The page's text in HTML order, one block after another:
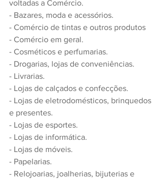
voltadas a Comércio.
- Bazares, moda e acessórios.
- Comércio de tintas e outros produtos
- Comércio em geral.
- Cosméticos e perfumarias.
- Drogarias, lojas de conveniências.
- Livrarias.
- Lojas de calçados e confecções.
- Lojas de eletrodomésticos, brinquedos
e presentes.
- Lojas de esportes.
- Lojas de informática.
- Lojas de móveis.
- Papelarias.
- Relojoarias, joalherias, bijuterias e